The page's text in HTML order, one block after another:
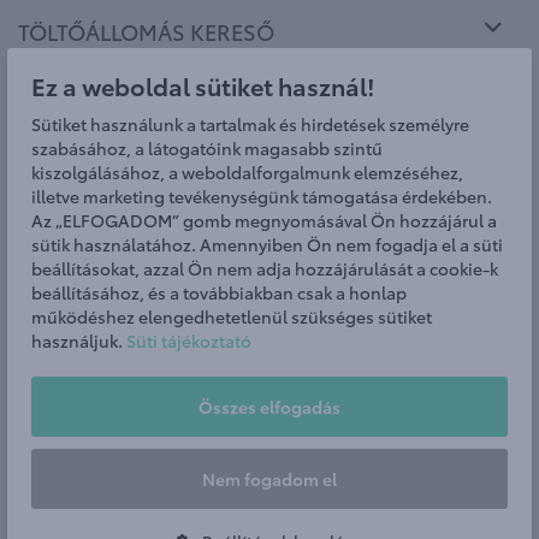
TÖLTŐÁLLOMÁS KERESŐ
HATÓTÁVOLSÁG ELLENŐRZÉS
AKKUMULÁTORHASZNÁLATI KÉPERNYŐ
GYIK
Mekkora távolságot tudok megtenni egy
töltéssel?
Meddig tart egy feltöltés?
Ez a weboldal sütiket használ!
Sütiket használunk a tartalmak és hirdetések személyre
szabásához, a látogatóink magasabb szintű
kiszolgálásához, a weboldalforgalmunk elemzéséhez,
illetve marketing tevékenységünk támogatása érdekében.
Az „ELFOGADOM” gomb megnyomásával Ön hozzájárul a
sütik használatához. Amennyiben Ön nem fogadja el a süti
beállításokat, azzal Ön nem adja hozzájárulását a cookie-k
beállításához, és a továbbiakban csak a honlap
működéshez elengedhetetlenül szükséges sütiket
használjuk. Süti tájékoztató
Összes elfogadás
Nem fogadom el